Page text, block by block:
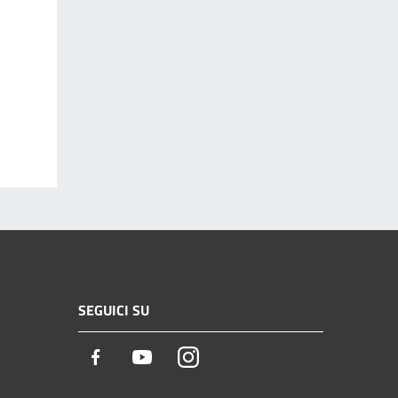
SEGUICI SU
Facebook YoutubeInstagram